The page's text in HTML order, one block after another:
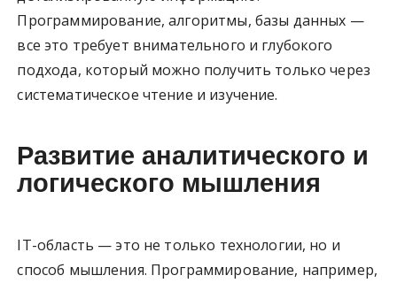
Программирование, алгоритмы, базы данных —
все это требует внимательного и глубокого
подхода, который можно получить только через
систематическое чтение и изучение.
Развитие аналитического и
логического мышления
IT-область — это не только технологии, но и
способ мышления. Программирование, например,